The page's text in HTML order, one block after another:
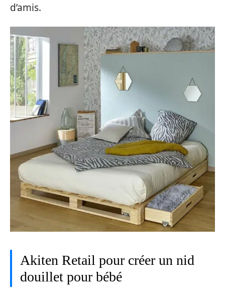
d’amis.
Akiten Retail pour créer un nid
douillet pour bébé